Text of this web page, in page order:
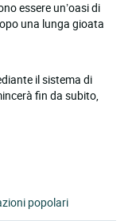
essere un’oasi di
una lunga gioata
il sistema di
fin da subito,
popolari